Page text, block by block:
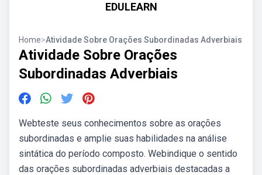
EDULEARN
Home>Atividade Sobre Orações Subordinadas Adverbiais
Atividade Sobre Orações
Subordinadas Adverbiais
Webteste seus conhecimentos sobre as orações
subordinadas e amplie suas habilidades na análise
sintática do período composto. Webindique o sentido
das orações subordinadas adverbiais destacadas a